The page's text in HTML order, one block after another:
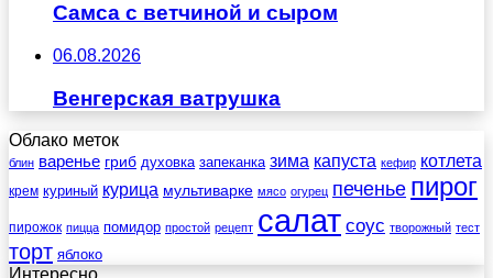
Самса с ветчиной и сыром
06.08.2026
Венгерская ватрушка
Облако меток
блин варенье гриб духовка запеканка зима капуста кефир котлета
крем куриный курица мультиварке мясо огурец печенье пирог
пирожок пицца помидор простой рецепт салат соус творожный тест
торт яблоко